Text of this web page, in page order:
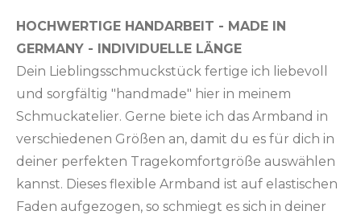
HOCHWERTIGE HANDARBEIT - MADE IN
GERMANY - INDIVIDUELLE LÄNGE
Dein Lieblingsschmuckstück fertige ich liebevoll
und sorgfältig "handmade" hier in meinem
Schmuckatelier. Gerne biete ich das Armband in
verschiedenen Größen an, damit du es für dich in
deiner perfekten Tragekomfortgröße auswählen
kannst. Dieses flexible Armband ist auf elastischen
Faden aufgezogen, so schmiegt es sich in deiner